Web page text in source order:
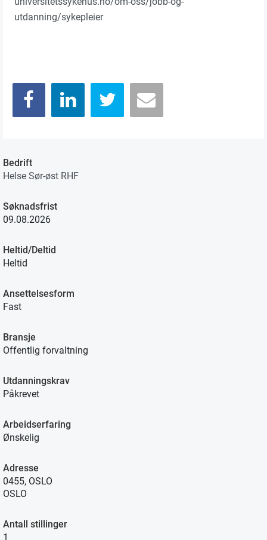
utdanning/sykepleier
Bedrift
Helse Sør-øst RHF
Søknadsfrist
09.08.2026
Heltid/Deltid
Heltid
Ansettelsesform
Fast
Bransje
Offentlig forvaltning
Utdanningskrav
Påkrevet
Arbeidserfaring
Ønskelig
Adresse
0455, OSLO
OSLO
Antall stillinger
1